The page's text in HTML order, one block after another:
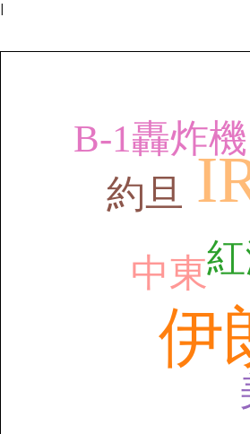
|
伊
中東
約旦
B-1轟炸機